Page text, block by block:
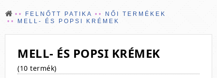
FELNŐTT PATIKA
NŐI TERMÉKEK
MELL- ÉS POPSI KRÉMEK
MELL- ÉS POPSI KRÉMEK
(10 termék)